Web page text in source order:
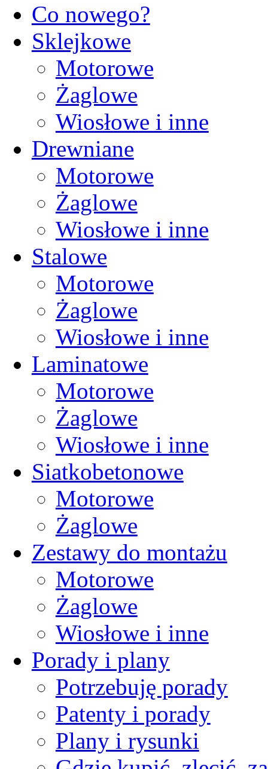
Co nowego?
Sklejkowe
Motorowe
Żaglowe
Wiosłowe i inne
Drewniane
Motorowe
Żaglowe
Wiosłowe i inne
Stalowe
Motorowe
Żaglowe
Wiosłowe i inne
Laminatowe
Motorowe
Żaglowe
Wiosłowe i inne
Siatkobetonowe
Motorowe
Żaglowe
Zestawy do montażu
Motorowe
Żaglowe
Wiosłowe i inne
Porady i plany
Potrzebuję porady
Patenty i porady
Plany i rysunki